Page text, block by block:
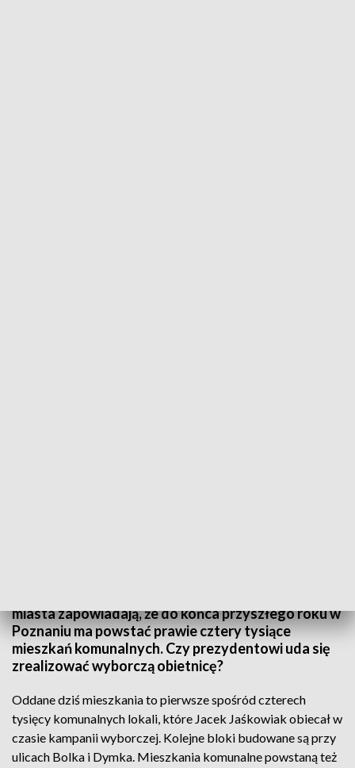
miasta zapowiadają, że do końca przyszłego roku w
Poznaniu ma powstać prawie cztery tysiące
mieszkań komunalnych. Czy prezydentowi uda się
zrealizować wyborczą obietnicę?
Oddane dziś mieszkania to pierwsze spośród czterech
tysięcy komunalnych lokali, które Jacek Jaśkowiak obiecał w
czasie kampanii wyborczej. Kolejne bloki budowane są przy
ulicach Bolka i Dymka. Mieszkania komunalne powstaną też